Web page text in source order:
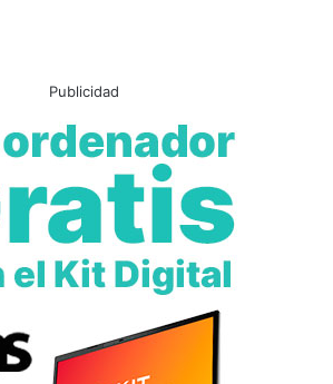
Publicidad